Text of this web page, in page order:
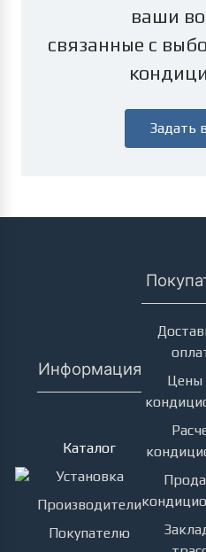
ваши
связанные с
Задать
Информация
Каталог
Установка
Производители
Покупателю
Цены